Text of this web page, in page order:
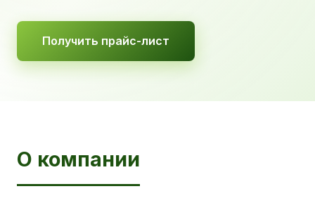
Получить прайс-лист
О компании